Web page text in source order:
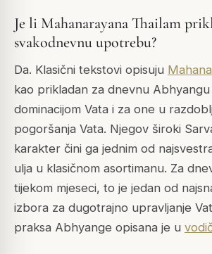
Je li Mahanarayana Thailam
svakodnevnu upotrebu?
Da. Klasični tekstovi opisuju
kao prikladan za dnevnu
dominacijom Vata i za one u
pogoršanja Vata. Njegov široki
karakter čini ga jednim od
ulja u klasičnom asortimanu. Za
tijekom mjeseci, to je jedan od
izbora za dugotrajno upravljanje
praksa Abhyange opisana je u